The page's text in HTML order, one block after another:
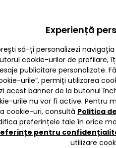
Experiență
să-ți personalizezi
cookie-urilor de profilare,
publicitare personalizate.
urile”, permiți utilizarea
acest banner de la butonul
urile nu vor fi active. Pentru
cookie-uri, consultă Politica
preferințele tale în orice
pentru
utilizare